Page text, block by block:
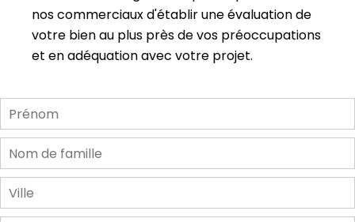
nos commerciaux d'établir une évaluation de
votre bien au plus près de vos préoccupations
et en adéquation avec votre projet.